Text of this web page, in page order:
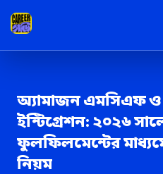
content
অ্যামাজন এমসিএফ
ইন্টিগ্রেশন: ২০২৬
ফুলফিলমেন্টের
নিয়ম